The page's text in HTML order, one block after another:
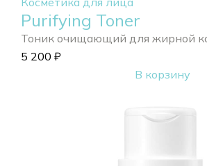
Purifying Toner
Тоник очищающий для жирной
5 200 ₽
В корзину